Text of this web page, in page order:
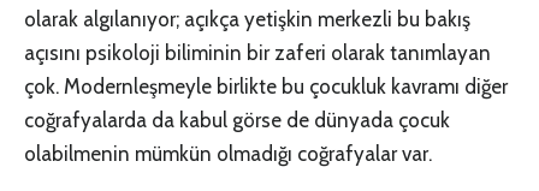
olarak algılanıyor; açıkça yetişkin merkezli bu bakış
açısını psikoloji biliminin bir zaferi olarak tanımlayan
çok. Modernleşmeyle birlikte bu çocukluk kavramı diğer
coğrafyalarda da kabul görse de dünyada çocuk
olabilmenin mümkün olmadığı coğrafyalar var.